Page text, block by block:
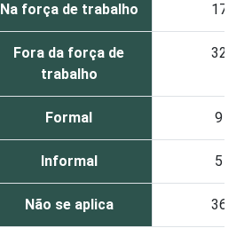
Na força de trabalho 17
Fora da força de
trabalho
32
Formal 9
Informal 5
Não se aplica 36